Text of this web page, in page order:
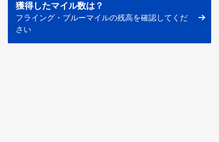
獲得したマイル数は？
フライング・ブルーマイルの残高を確認してくだ
さい